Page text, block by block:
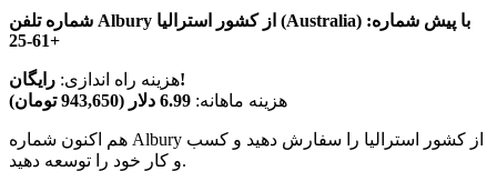
شماره تلفن Albury از کشور استرالیا (Australia) با پیش شماره:
+61-25
هزینه راه اندازی:رایگان!
هزینه ماهانه: 6.99 دلار (943,650 تومان)
هم اکنون شماره Albury از کشور استرالیا را سفارش دهید و کسب
و کار خود را توسعه دهید.